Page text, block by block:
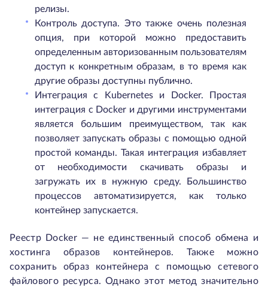
релизы.
Контроль доступа. Это также очень полезная
опция, при которой можно предоставить
определенным авторизованным пользователям
доступ к конкретным образам, в то время как
другие образы доступны публично.
Интеграция с Kubernetes и Docker. Простая
интеграция с Docker и другими инструментами
является большим преимуществом, так как
позволяет запускать образы с помощью одной
простой команды. Такая интеграция избавляет
от необходимости скачивать образы и
загружать их в нужную среду. Большинство
процессов автоматизируется, как только
контейнер запускается.
Реестр Docker — не единственный способ обмена и
хостинга образов контейнеров. Также можно
сохранить образ контейнера с помощью сетевого
файлового ресурса. Однако этот метод значительно